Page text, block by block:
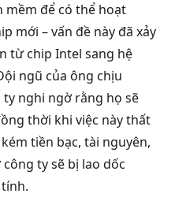
để có thể hoạt
mới – vấn đề này đã xảy
từ chip Intel sang hệ
ngũ của ông chịu
nghi ngờ rằng họ sẽ
thời khi việc này thất
tiền bạc, tài nguyên,
ty sẽ bị lao dốc